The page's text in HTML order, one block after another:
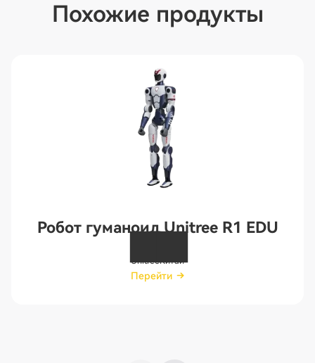
Похожие продукты
Робот гуманоид Unitree R1 EDU
UnitreeКитай
Перейти